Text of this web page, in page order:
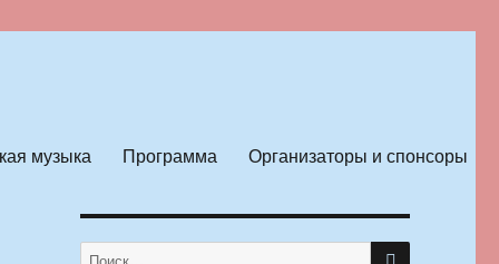
музыка Программа Организаторы и спонсоры
Искать: ПОИСК